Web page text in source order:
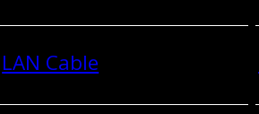
LAN Cable